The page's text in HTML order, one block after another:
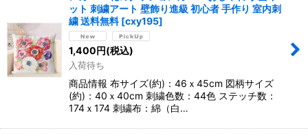
ット 刺繍アート 壁飾り進級 初心者 手作り 室内刺
繍 送料無料 [cxy195]
1,400円(税込)
入荷待ち
商品情報 布サイズ(約)：46ｘ45cm 図柄サイズ
(約)：40ｘ40cm 刺繍色数：44色 ステッチ数：
174ｘ174 刺繍布：綿（白…